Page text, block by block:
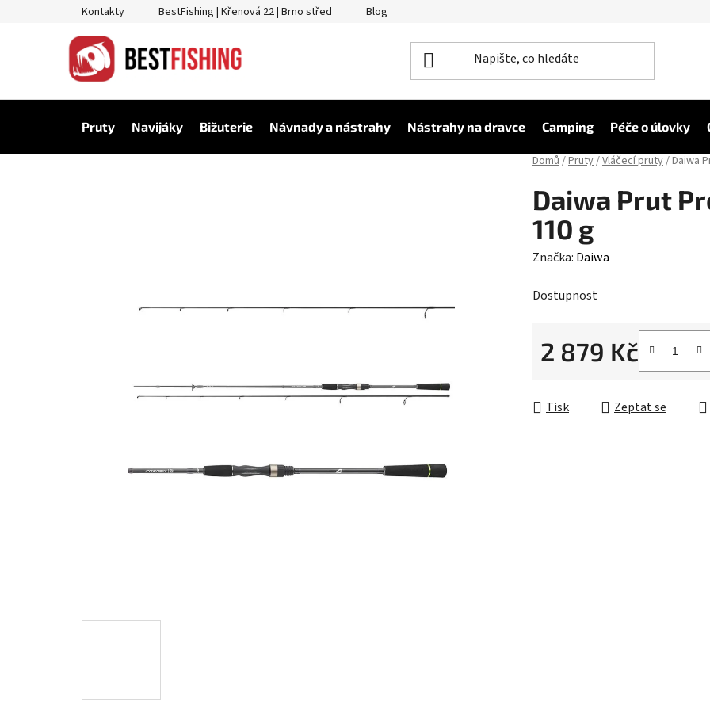
Kontakty BestFishing | Křenová 22 | Brno střed Blog
Pruty Navijáky Bižuterie Návnady a nástrahy Nástrahy na dravce Camping Péče o úlovky
Domů/Pruty/Vláčecí pruty/Daiwa
Daiwa Prut
110 g
Značka: Daiwa
Dostupnost
2 879 Kč
Tisk Zeptat se